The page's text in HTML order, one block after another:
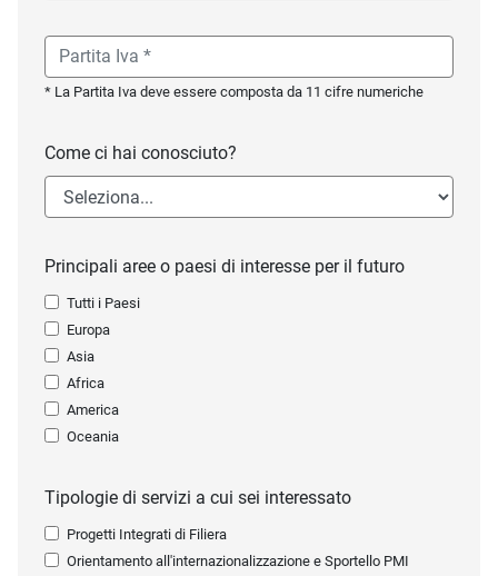
* La Partita Iva deve essere composta da 11 cifre numeriche
Come ci hai conosciuto?
Principali aree o paesi di interesse per il futuro
Tutti i Paesi
Europa
Asia
Africa
America
Oceania
Tipologie di servizi a cui sei interessato
Progetti Integrati di Filiera
Orientamento all'internazionalizzazione e Sportello PMI